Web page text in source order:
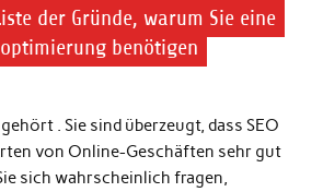
der Gründe, warum Sie eine
benötigen
. Sie sind überzeugt, dass SEO
von Online-Geschäften sehr gut
sich wahrscheinlich fragen,